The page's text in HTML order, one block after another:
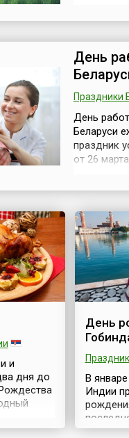
День
Праздники
День
Беларуси
праздник
от 26
и
дня до
В
День
В
Индии
Синха